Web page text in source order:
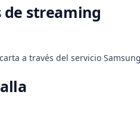
de streaming
a través del servicio